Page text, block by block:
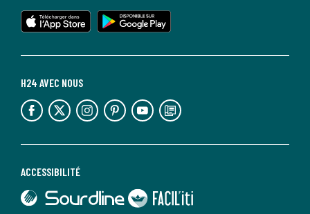
ACCESSIBILITÉ
lien vers Sourdline
lien vers Faciliti
H24 AVEC NOUS
lien vers l'espace réseaux sociaux lien vers l'espace réseaux sociaux lien vers l'espace réseaux sociaux lien vers l'espace réseaux sociaux lien vers l'espace réseaux sociaux lien vers le blog la redoute
lien vers l'app store
lien vers google play